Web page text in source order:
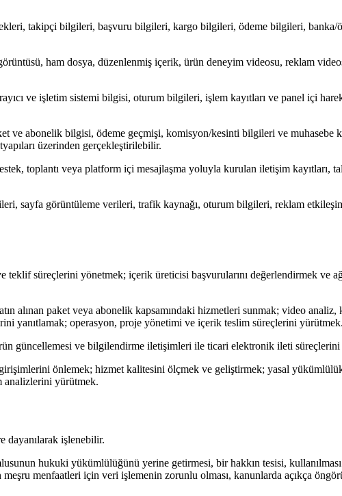
takipçi bilgileri, başvuru bilgileri, kargo bilgileri, ödeme bilgileri, banka/
ham dosya, düzenlenmiş içerik, ürün deneyim videosu, reklam
ve işletim sistemi bilgisi, oturum bilgileri, işlem kayıtları ve panel içi
abonelik bilgisi, ödeme geçmişi, komisyon/kesinti bilgileri ve muhasebe
üzerinden gerçekleştirilebilir.
toplantı veya platform içi mesajlaşma yoluyla kurulan iletişim kayıtları,
sayfa görüntüleme verileri, trafik kaynağı, oturum bilgileri, reklam
süreçlerini yönetmek; içerik üreticisi başvurularını değerlendirmek ve
alınan paket veya abonelik kapsamındaki hizmetleri sunmak; video analiz,
yanıtlamak; operasyon, proje yönetimi ve içerik teslim süreçlerini yürütmek.
güncellemesi ve bilgilendirme iletişimleri ile ticari elektronik ileti
önlemek; hizmet kalitesini ölçmek ve geliştirmek; yasal
analizlerini yürütmek.
dayanılarak işlenebilir.
hukuki yükümlülüğünü yerine getirmesi, bir hakkın tesisi,
menfaatleri için veri işlemenin zorunlu olması, kanunlarda açıkça